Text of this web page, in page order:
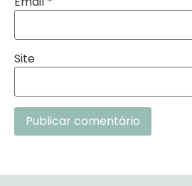
Site